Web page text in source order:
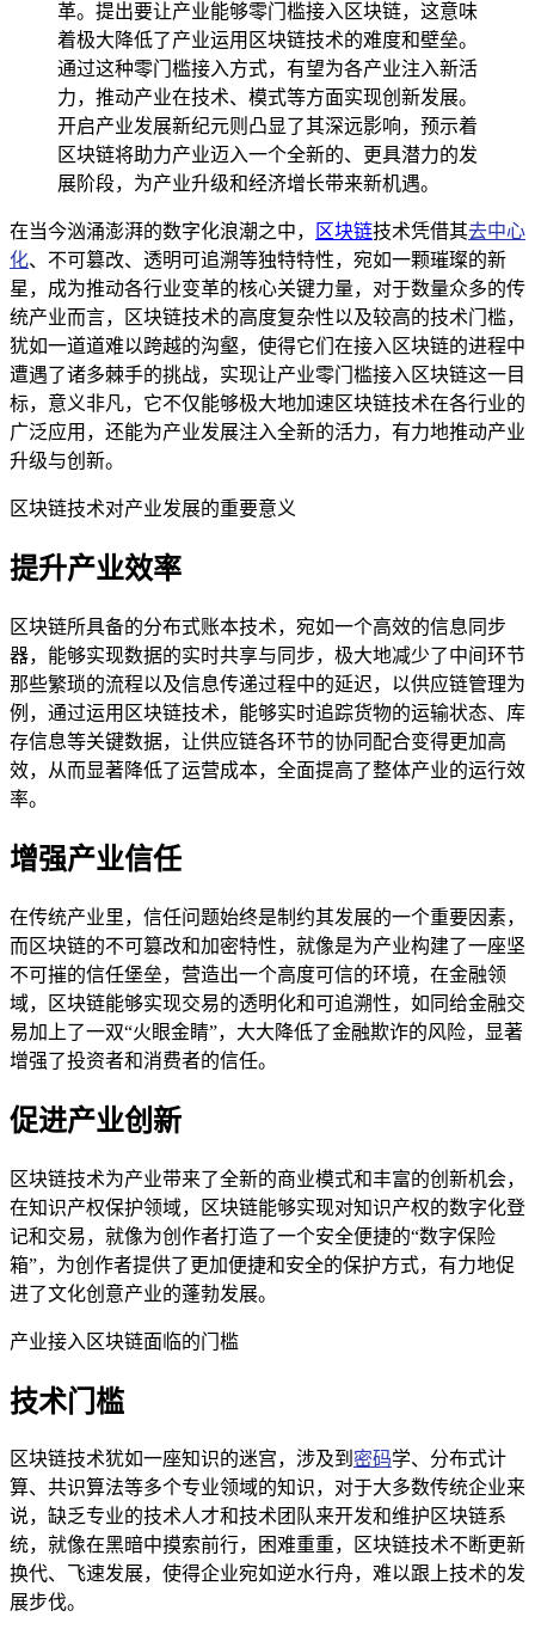
革。提出要让产业能够零门槛接入区块链，这意味
着极大降低了产业运用区块链技术的难度和壁垒。
通过这种零门槛接入方式，有望为各产业注入新活
力，推动产业在技术、模式等方面实现创新发展。
开启产业发展新纪元则凸显了其深远影响，预示着
区块链将助力产业迈入一个全新的、更具潜力的发
展阶段，为产业升级和经济增长带来新机遇。
在当今汹涌澎湃的数字化浪潮之中， 区块链技术凭借其去中心
化、不可篡改、透明可追溯等独特特性，宛如一颗璀璨的新
星，成为推动各行业变革的核心关键力量，对于数量众多的传
统产业而言，区块链技术的高度复杂性以及较高的技术门槛，
犹如一道道难以跨越的沟壑，使得它们在接入区块链的进程中
遭遇了诸多棘手的挑战，实现让产业零门槛接入区块链这一目
标，意义非凡，它不仅能够极大地加速区块链技术在各行业的
广泛应用，还能为产业发展注入全新的活力，有力地推动产业
升级与创新。
区块链技术对产业发展的重要意义
提升产业效率
区块链所具备的分布式账本技术，宛如一个高效的信息同步
器，能够实现数据的实时共享与同步，极大地减少了中间环节
那些繁琐的流程以及信息传递过程中的延迟，以供应链管理为
例，通过运用区块链技术，能够实时追踪货物的运输状态、库
存信息等关键数据，让供应链各环节的协同配合变得更加高
效，从而显著降低了运营成本，全面提高了整体产业的运行效
率。
增强产业信任
在传统产业里，信任问题始终是制约其发展的一个重要因素，
而区块链的不可篡改和加密特性，就像是为产业构建了一座坚
不可摧的信任堡垒，营造出一个高度可信的环境，在金融领
域，区块链能够实现交易的透明化和可追溯性，如同给金融交
易加上了一双“火眼金睛”，大大降低了金融欺诈的风险，显著
增强了投资者和消费者的信任。
促进产业创新
区块链技术为产业带来了全新的商业模式和丰富的创新机会，
在知识产权保护领域，区块链能够实现对知识产权的数字化登
记和交易，就像为创作者打造了一个安全便捷的“数字保险
箱”，为创作者提供了更加便捷和安全的保护方式，有力地促
进了文化创意产业的蓬勃发展。
产业接入区块链面临的门槛
技术门槛
区块链技术犹如一座知识的迷宫，涉及到 密码学、分布式计
算、共识算法等多个专业领域的知识，对于大多数传统企业来
说，缺乏专业的技术人才和技术团队来开发和维护区块链系
统，就像在黑暗中摸索前行，困难重重，区块链技术不断更新
换代、飞速发展，使得企业宛如逆水行舟，难以跟上技术的发
展步伐。